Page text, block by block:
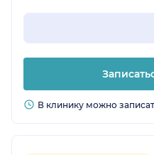
В клинику можно